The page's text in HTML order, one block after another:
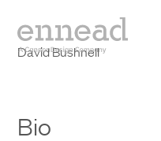
David Bushnell
Bio